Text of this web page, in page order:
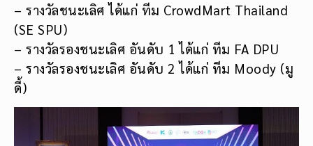
– รางวัลชนะเลิศ ได้แก่ ทีม CrowdMart Thailand
(SE SPU)
– รางวัลรองชนะเลิศ อันดับ 1 ได้แก่ ทีม FA DPU
– รางวัลรองชนะเลิศ อันดับ 2 ได้แก่ ทีม Moody (มู
ดี้)